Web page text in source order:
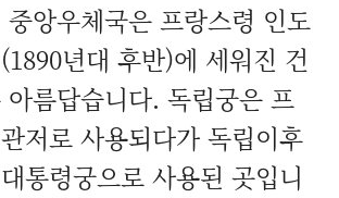
앙우체국은 프랑스령 인도
년대 후반)에 세워진 건
름답습니다. 독립궁은 프
저로 사용되다가 독립이후
통령궁으로 사용된 곳입니